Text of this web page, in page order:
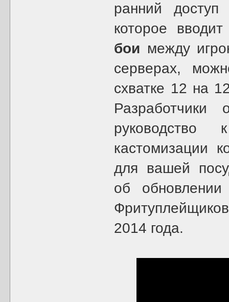
ранний
которое
бои между
серверах,
схватке 12 на
Разработчики
руководство
кастомизации
для вашей
об
2014 года.